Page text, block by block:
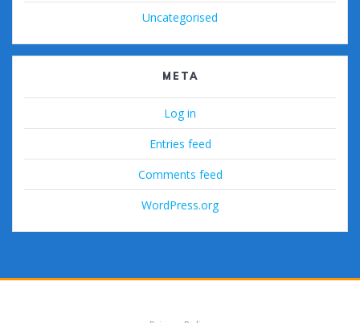
Uncategorised
META
Log in
Entries feed
Comments feed
WordPress.org